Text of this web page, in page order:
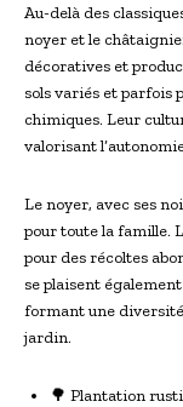
Au-delà des
noyer et le
décoratives et
sols variés et parfois
chimiques. Leur
valorisant
Le noyer, avec ses
pour toute la famille.
pour des récoltes
se plaisent
formant une
jardin.
🌳 Plantation